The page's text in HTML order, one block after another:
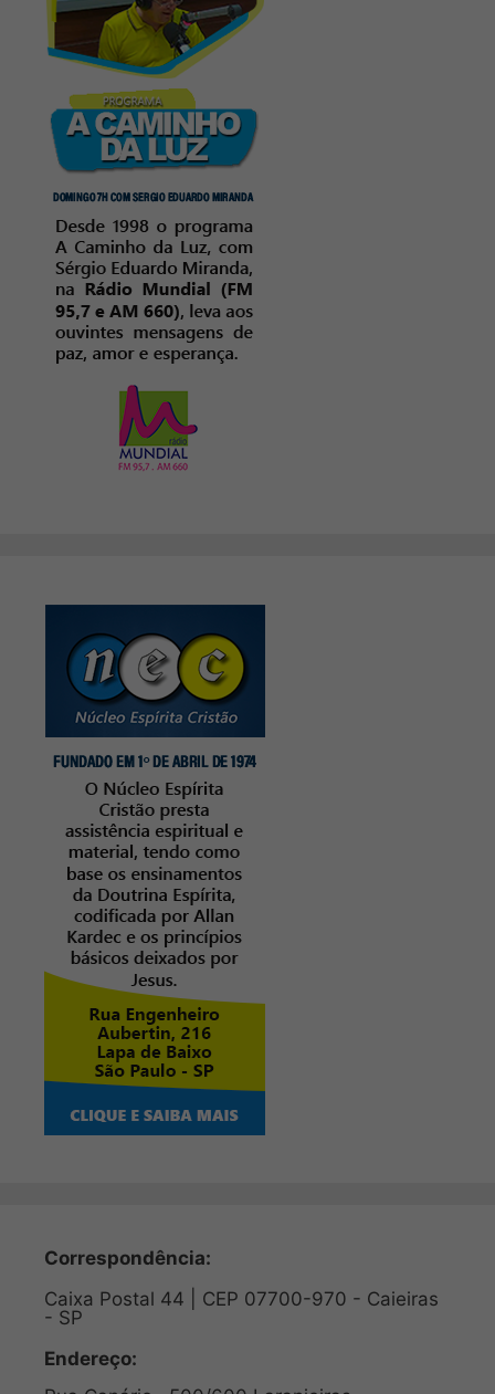
Correspondência:
Caixa Postal 44 | CEP 07700-970 - Caieiras
- SP
Endereço: